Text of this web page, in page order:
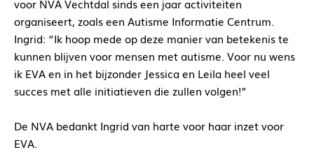
voor NVA Vechtdal sinds een jaar activiteiten
organiseert, zoals een Autisme Informatie Centrum.
Ingrid: “Ik hoop mede op deze manier van betekenis te
kunnen blijven voor mensen met autisme. Voor nu wens
ik EVA en in het bijzonder Jessica en Leila heel veel
succes met alle initiatieven die zullen volgen!”
De NVA bedankt Ingrid van harte voor haar inzet voor
EVA.